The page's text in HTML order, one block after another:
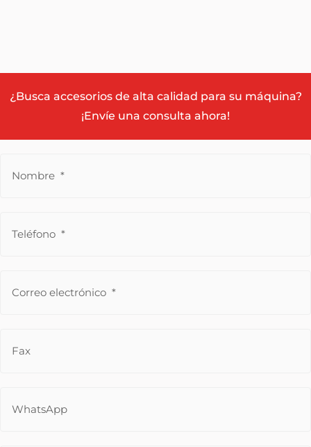
¿Busca accesorios de alta calidad para su máquina?
¡Envíe una consulta ahora!